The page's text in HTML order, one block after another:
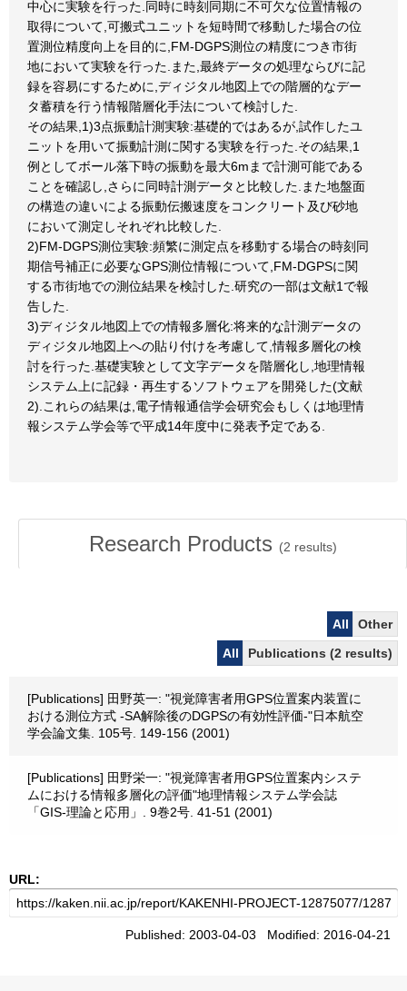
中心に実験を行った.同時に時刻同期に不可欠な位置情報の
取得について,可搬式ユニットを短時間で移動した場合の位
置測位精度向上を目的に,FM-DGPS測位の精度につき市街
地において実験を行った.また,最終データの処理ならびに記
録を容易にするために,ディジタル地図上での階層的なデー
タ蓄積を行う情報階層化手法について検討した.
その結果,1)3点振動計測実験:基礎的ではあるが,試作したユ
ニットを用いて振動計測に関する実験を行った.その結果,1
例としてボール落下時の振動を最大6mまで計測可能である
ことを確認し,さらに同時計測データと比較した.また地盤面
の構造の違いによる振動伝搬速度をコンクリート及び砂地
において測定しそれぞれ比較した.
2)FM-DGPS測位実験:頻繁に測定点を移動する場合の時刻同
期信号補正に必要なGPS測位情報について,FM-DGPSに関
する市街地での測位結果を検討した.研究の一部は文献1で報
告した.
3)ディジタル地図上での情報多層化:将来的な計測データの
ディジタル地図上への貼り付けを考慮して,情報多層化の検
討を行った.基礎実験として文字データを階層化し,地理情報
システム上に記録・再生するソフトウェアを開発した(文献
2).これらの結果は,電子情報通信学会研究会もしくは地理情
報システム学会等で平成14年度中に発表予定である.
Research Products (2 results)
All
Other
All
Publications (2 results)
[Publications] 田野英一: "視覚障害者用GPS位置案内装置に
おける測位方式 -SA解除後のDGPSの有効性評価-"日本航空
学会論文集. 105号. 149-156 (2001)
[Publications] 田野栄一: "視覚障害者用GPS位置案内システ
ムにおける情報多層化の評価"地理情報システム学会誌
「GIS-理論と応用」. 9巻2号. 41-51 (2001)
URL:
Published: 2003-04-03 Modified: 2016-04-21